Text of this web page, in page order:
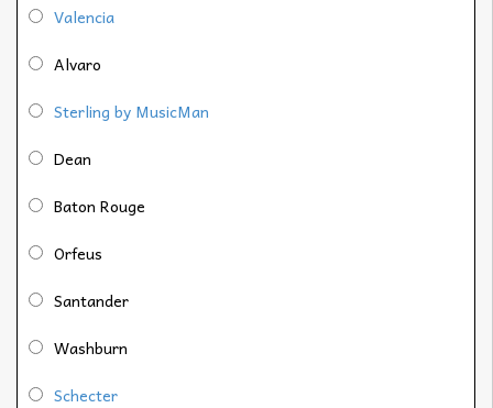
Valencia
Alvaro
Sterling by MusicMan
Dean
Baton Rouge
Orfeus
Santander
Washburn
Schecter